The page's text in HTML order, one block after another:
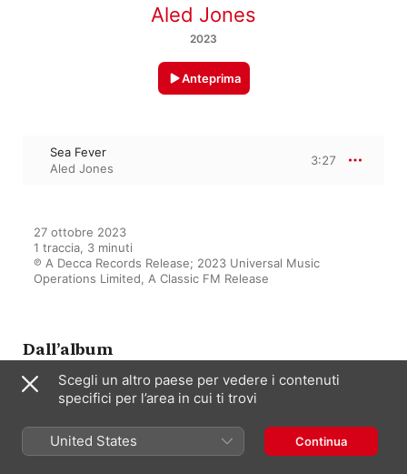
Aled Jones
2023
Anteprima
Sea Fever
Aled Jones
3:27
27 ottobre 2023
1 traccia, 3 minuti
℗ A Decca Records Release; 2023 Universal Music
Operations Limited, A Classic FM Release
Dall’album
One Voice - Full Circle
Aled Jones
Scegli un altro paese per vedere i contenuti
specifici per l’area in cui ti trovi
United States Continua